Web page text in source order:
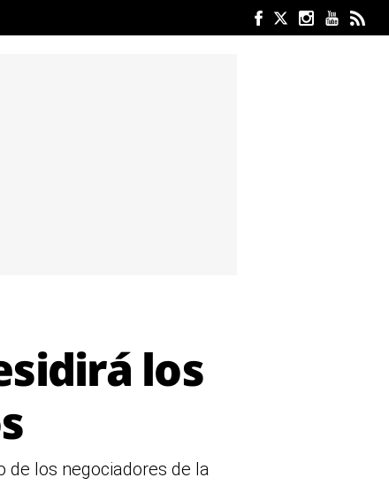
los
de los negociadores de la